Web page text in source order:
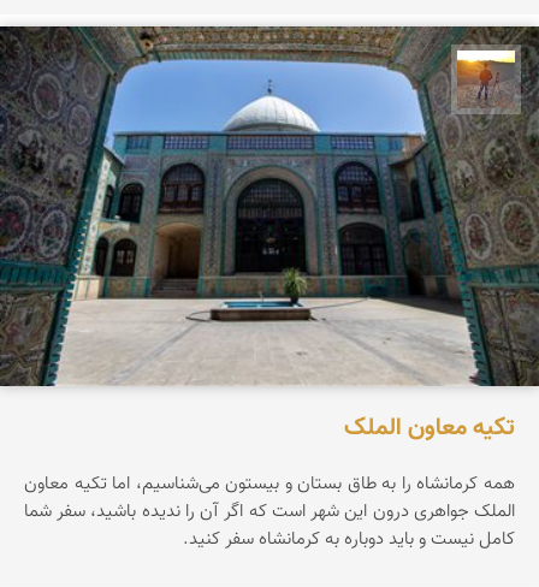
مهدی مخلصیان
تکیه معاون الملک
همه کرمانشاه را به طاق بستان و بیستون می‌شناسیم، اما تکیه معاون
الملک جواهری درون این شهر است که اگر آن را ندیده باشید، سفر شما
کامل نیست و باید دوباره به کرمانشاه سفر کنید.